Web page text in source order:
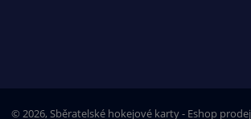
© 2026, Sběratelské hokejové karty - Eshop prodej